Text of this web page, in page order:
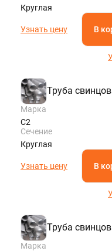
Круглая
Узнать цену В
Труба
Марка
С2
Сечение
Круглая
Узнать цену В
Труба
Марка